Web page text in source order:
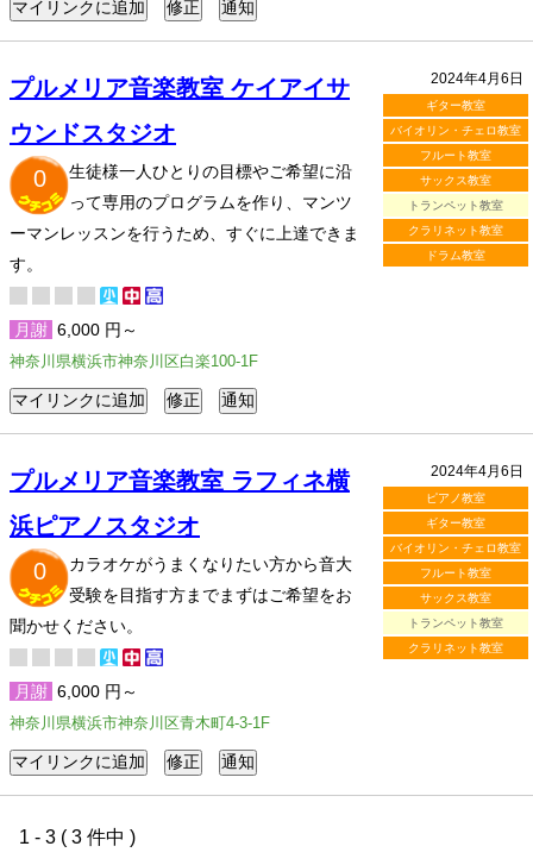
2024年4月6日
ギター教室
バイオリン・チェロ教室
フルート教室
サックス教室
トランペット教室
クラリネット教室
ドラム教室
プルメリア音楽教室 ケイアイサ
ウンドスタジオ
0
生徒様一人ひとりの目標やご希望に沿
って専用のプログラムを作り、マンツ
ーマンレッスンを行うため、すぐに上達できま
す。
月謝 6,000 円～
神奈川県横浜市神奈川区白楽100-1F
2024年4月6日
ピアノ教室
ギター教室
バイオリン・チェロ教室
フルート教室
サックス教室
トランペット教室
クラリネット教室
プルメリア音楽教室 ラフィネ横
浜ピアノスタジオ
0
カラオケがうまくなりたい方から音大
受験を目指す方までまずはご希望をお
聞かせください。
月謝 6,000 円～
神奈川県横浜市神奈川区青木町4-3-1F
1 - 3 ( 3 件中 )